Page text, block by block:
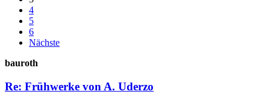
4
5
6
Nächste
bauroth
Re: Frühwerke von A. Uderzo